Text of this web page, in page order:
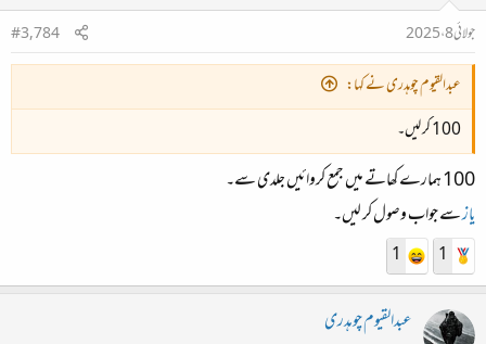
جولائی 8، 2025
#3,784
عبدالقیوم چوہدری نے کہا:
100 کر لیں۔
100 ہمارے کھاتے میں جمع کروائیں جلدی سے۔
یازسے جواب وصول کر لیں۔
1
1
عبدالقیوم چوہدری